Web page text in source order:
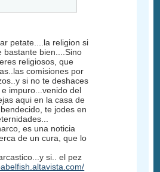
petate....la religion si
bastante bien....Sino
religiosos, que
comisiones por
si no te deshaces
impuro...venido del
aqui en la casa de
te jodes en
es una noticia
de un cura, que lo
si.. el pez